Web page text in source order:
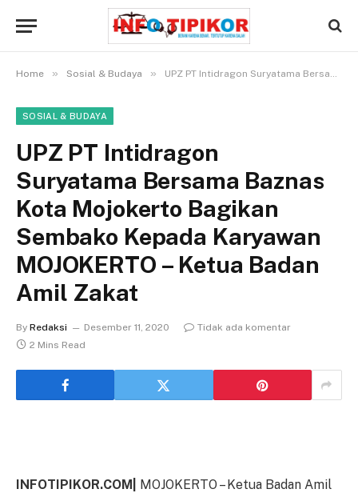
Home » Sosial & Budaya » UPZ PT Intidragon Suryatama Bersama Baznas Kota Mojokerto Bagikan Sembako Kepada Karyawan MOJOKERTO – Ketua Badan Amil Zakat
SOSIAL & BUDAYA
UPZ PT Intidragon
Suryatama Bersama Baznas
Kota Mojokerto Bagikan
Sembako Kepada Karyawan
MOJOKERTO – Ketua Badan
Amil Zakat
By Redaksi Desember 11, 2020
Tidak ada komentar
2 Mins Read
INFOTIPIKOR.COM| MOJOKERTO – Ketua Badan Amil